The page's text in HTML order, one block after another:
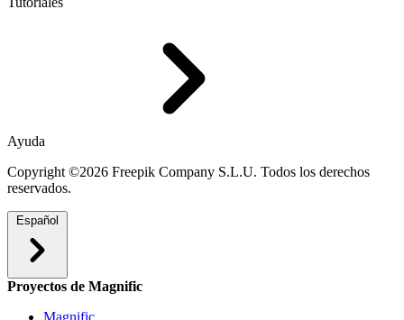
Ayuda
Copyright ©2026 Freepik Company S.L.U. Todos los derechos
reservados.
Español
Proyectos de Magnific
Magnific